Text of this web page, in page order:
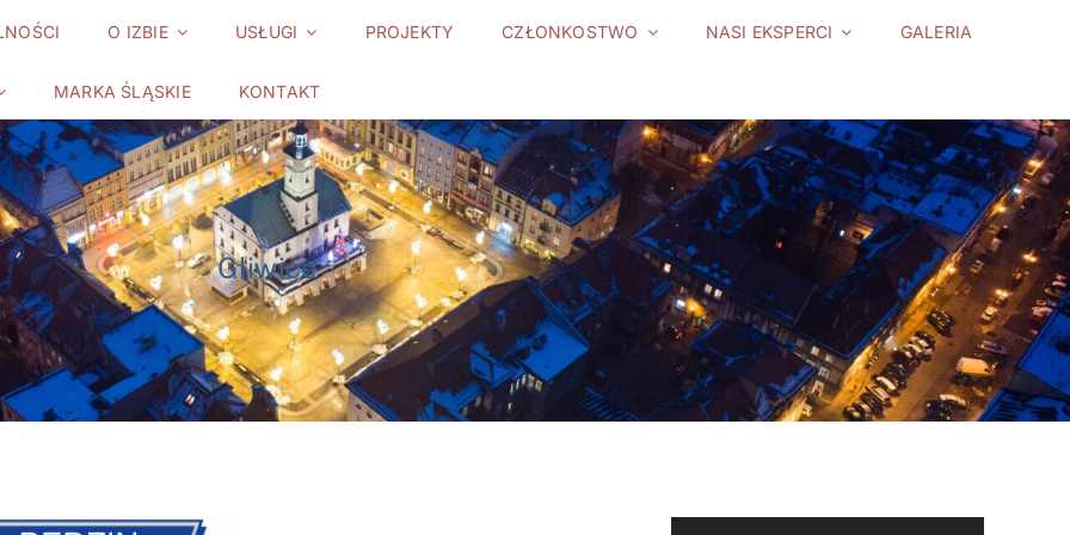
O IZBIE USŁUGI PROJEKTY CZŁONKOSTWO NASI EKSPERCI GALERIA
MARKA ŚLĄSKIE KONTAKT
Gliwice